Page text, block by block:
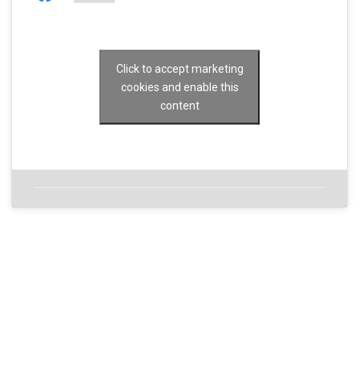
Click to accept marketing
cookies and enable this
content